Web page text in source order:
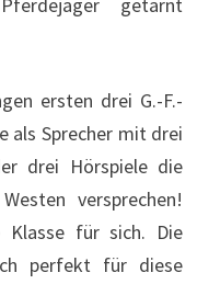
getarnt
ersten drei G.-F.-
als Sprecher mit drei
drei Hörspiele die
versprechen!
für sich. Die
perfekt für diese